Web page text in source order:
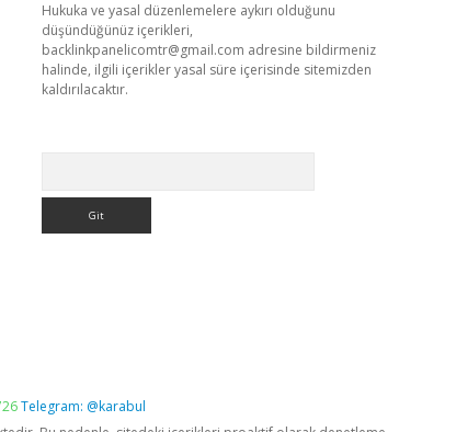
Hukuka ve yasal düzenlemelere aykırı olduğunu
düşündüğünüz içerikleri,
backlinkpanelicomtr@gmail.com adresine bildirmeniz
halinde, ilgili içerikler yasal süre içerisinde sitemizden
kaldırılacaktır.
Telegram: @karabul